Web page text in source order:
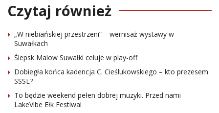
Czytaj również
„W niebiańskiej przestrzeni” – wernisaż wystawy w
Suwałkach
Ślepsk Malow Suwałki celuje w play-off
Dobiegła końca kadencja C. Cieślukowskiego – kto prezesem
SSSE?
To będzie weekend pełen dobrej muzyki. Przed nami
LakeVibe Ełk Festiwal